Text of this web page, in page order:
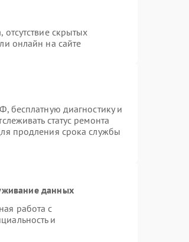
скрытых
онлайн на сайте
бесплатную диагностику и
статус ремонта
продления срока службы
данных
работа с
и